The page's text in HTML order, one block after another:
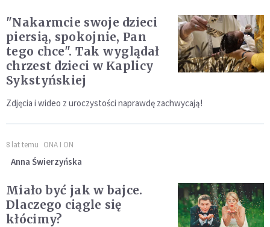
"Nakarmcie swoje dzieci
piersią, spokojnie, Pan
tego chce". Tak wyglądał
chrzest dzieci w Kaplicy
Sykstyńskiej
Zdjęcia i wideo z uroczystości naprawdę zachwycają!
8 lat temu ONA I ON
Anna Świerzyńska
Miało być jak w bajce.
Dlaczego ciągle się
kłócimy?